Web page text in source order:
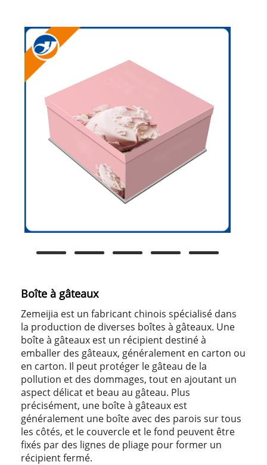
Boîte à gâteaux
Zemeijia est un fabricant chinois spécialisé dans
la production de diverses boîtes à gâteaux. Une
boîte à gâteaux est un récipient destiné à
emballer des gâteaux, généralement en carton ou
en carton. Il peut protéger le gâteau de la
pollution et des dommages, tout en ajoutant un
aspect délicat et beau au gâteau. Plus
précisément, une boîte à gâteaux est
généralement une boîte avec des parois sur tous
les côtés, et le couvercle et le fond peuvent être
fixés par des lignes de pliage pour former un
récipient fermé.